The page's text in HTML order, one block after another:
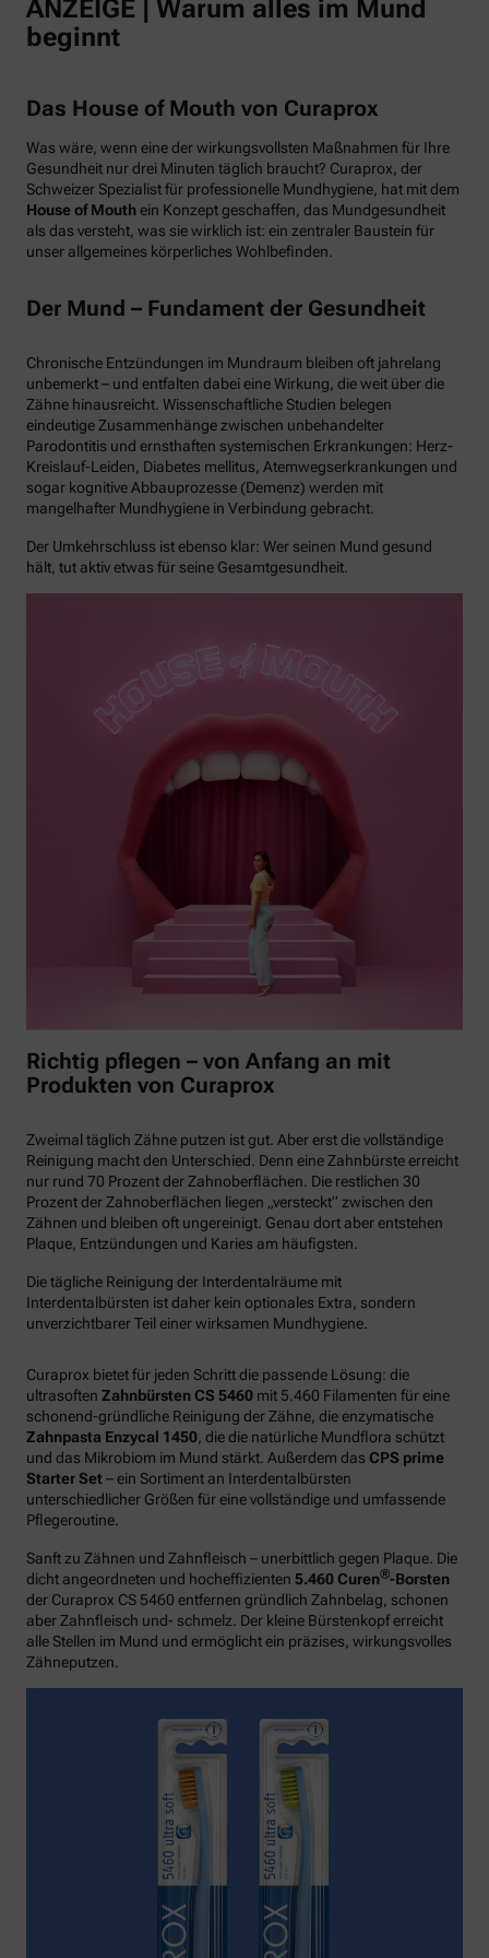
ANZEIGE | Warum alles im Mund
beginnt
Das House of Mouth von Curaprox
Was wäre, wenn eine der wirkungsvollsten Maßnahmen für Ihre
Gesundheit nur drei Minuten täglich braucht? Curaprox, der
Schweizer Spezialist für professionelle Mundhygiene, hat mit dem
House of Mouthein Konzept geschaffen, das Mundgesundheit
als das versteht, was sie wirklich ist: ein zentraler Baustein für
unser allgemeines körperliches Wohlbefinden.
Der Mund – Fundament der Gesundheit
Chronische Entzündungen im Mundraum bleiben oft jahrelang
unbemerkt – und entfalten dabei eine Wirkung, die weit über die
Zähne hinausreicht. Wissenschaftliche Studien belegen
eindeutige Zusammenhänge zwischen unbehandelter
Parodontitis und ernsthaften systemischen Erkrankungen: Herz-
Kreislauf-Leiden, Diabetes mellitus, Atemwegserkrankungen und
sogar kognitive Abbauprozesse (Demenz) werden mit
mangelhafter Mundhygiene in Verbindung gebracht.
Der Umkehrschluss ist ebenso klar: Wer seinen Mund gesund
hält, tut aktiv etwas für seine Gesamtgesundheit.
Richtig pflegen – von Anfang an mit
Produkten von Curaprox
Zweimal täglich Zähne putzen ist gut. Aber erst die vollständige
Reinigung macht den Unterschied. Denn eine Zahnbürste erreicht
nur rund 70 Prozent der Zahnoberflächen. Die restlichen 30
Prozent der Zahnoberflächen liegen „versteckt“ zwischen den
Zähnen und bleiben oft ungereinigt. Genau dort aber entstehen
Plaque, Entzündungen und Karies am häufigsten.
Die tägliche Reinigung der Interdentalräume mit
Interdentalbürsten ist daher kein optionales Extra, sondern
unverzichtbarer Teil einer wirksamen Mundhygiene.
Curaprox bietet für jeden Schritt die passende Lösung: die
ultrasoften Zahnbürsten CS 5460 mit 5.460 Filamenten für eine
schonend-gründliche Reinigung der Zähne, die enzymatische
Zahnpasta Enzycal 1450, die die natürliche Mundflora schützt
und das Mikrobiom im Mund stärkt. Außerdem das CPS prime
Starter Set– ein Sortiment an Interdentalbürsten
unterschiedlicher Größen für eine vollständige und umfassende
Pflegeroutine.
Sanft zu Zähnen und Zahnfleisch – unerbittlich gegen Plaque. Die
dicht angeordneten und hocheffizienten 5.460 Curen®-Borsten
der Curaprox CS 5460 entfernen gründlich Zahnbelag, schonen
aber Zahnfleisch und- schmelz. Der kleine Bürstenkopf erreicht
alle Stellen im Mund und ermöglicht ein präzises, wirkungsvolles
Zähneputzen.